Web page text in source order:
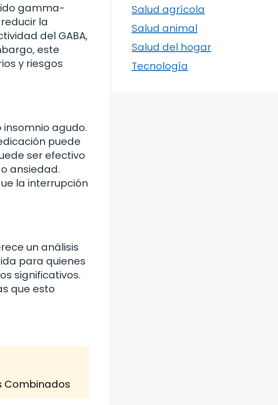
gamma-
la
del GABA,
este
y riesgos
agudo.
puede
ser efectivo
ansiedad.
la interrupción
un análisis
para quienes
significativos.
que esto
Combinados
Salud agrícola
Salud animal
Salud del hogar
Tecnología